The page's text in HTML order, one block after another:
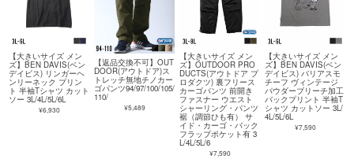
【大きいサイズ メン
ズ】BEN DAVIS(ベン
デイビス) リンガーヘ
ンリーネック プリン
ト 半袖Tシャツ カット
ソー 3L/4L/5L/6L
¥6,930
【返品交換不可】OUT
DOOR(アウトドア)ス
トレッチ無地チノカー
ゴパンツ94/97/100/105/
110/
¥5,489
【大きいサイズ メン
ズ】OUTDOOR PRO
DUCTS(アウトドア プ
ロダクツ) 裏フリース
カーゴパンツ 前開き
ファスナー ウエスト
シャーリング・パンツ
裾（調節ひも有） サ
イド・カーゴ・バック
フラップポケット有 3
L/4L/5L/6
¥7,590
【大きいサイズ メン
ズ】BEN DAVIS(ベン
デイビス) バリアスモ
チーフ ヴィンテージ
パウダーブリーチ加工
バックプリント 半袖T
シャツ カットソー 3L/
4L/5L/6L
¥7,590